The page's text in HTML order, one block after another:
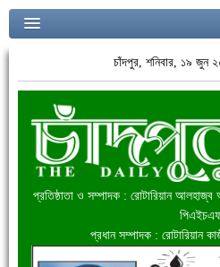
চাঁদপুর, শনিবার, ১৯
প্রতিষ্ঠাতা ও সম্পাদক : রোটারিয়ান আলহাজ্ব
প্রধান সম্পাদক : রোটারিয়ান